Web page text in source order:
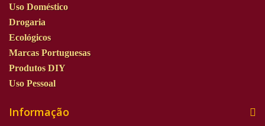
Uso Doméstico
Drogaria
Ecológicos
Marcas Portuguesas
Produtos DIY
Uso Pessoal
Informação